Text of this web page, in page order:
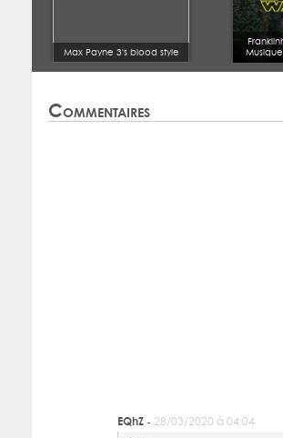
Max Payne 3's blood style
Commentaires
EQhZ - 28/03/2020 à 04:04